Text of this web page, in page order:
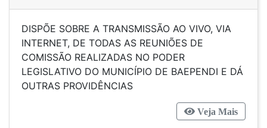
DISPÕE SOBRE A TRANSMISSÃO AO VIVO, VIA
INTERNET, DE TODAS AS REUNIÕES DE
COMISSÃO REALIZADAS NO PODER
LEGISLATIVO DO MUNICÍPIO DE BAEPENDI E DÁ
OUTRAS PROVIDÊNCIAS
Veja Mais